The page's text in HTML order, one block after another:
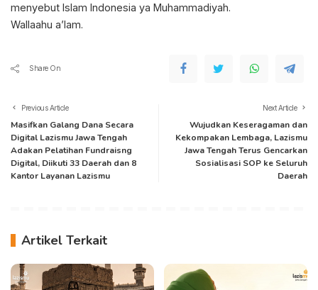
menyebut Islam Indonesia ya Muhammadiyah.
Wallaahu a’lam.
Share On
Previous Article
Masifkan Galang Dana Secara
Digital Lazismu Jawa Tengah
Adakan Pelatihan Fundraisng
Digital, Diikuti 33 Daerah dan 8
Kantor Layanan Lazismu
Next Article
Wujudkan Keseragaman dan
Kekompakan Lembaga, Lazismu
Jawa Tengah Terus Gencarkan
Sosialisasi SOP ke Seluruh
Daerah
Artikel Terkait